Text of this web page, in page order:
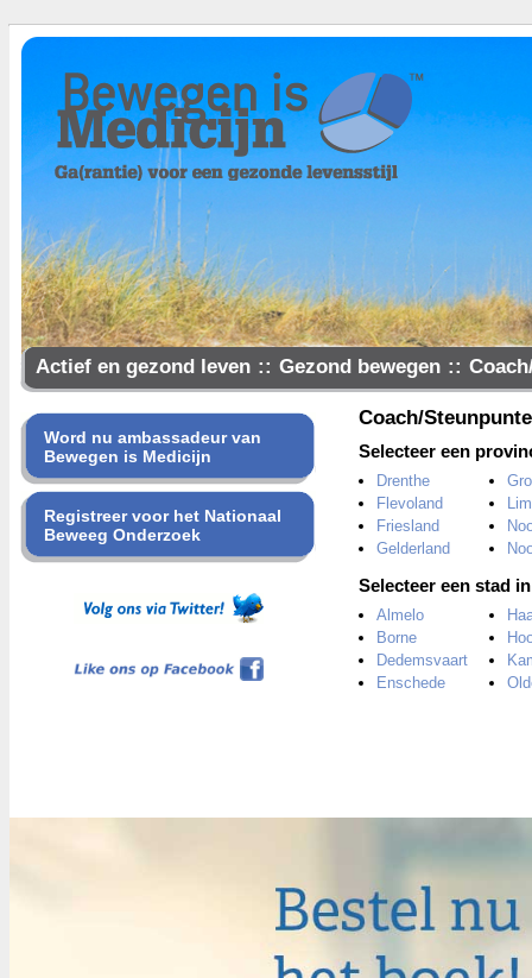
Actief en gezond leven :: Gezond bewegen ::
Samen gezonder
Word nu ambassadeur van
Bewegen is Medicijn
Registreer voor het Nationaal
Beweeg Onderzoek
Coach/
Selecteer een
Drenthe
Flevoland
Friesland
Gelderland
Selecteer een stad
Almelo
Borne
Dedemsvaart
Enschede